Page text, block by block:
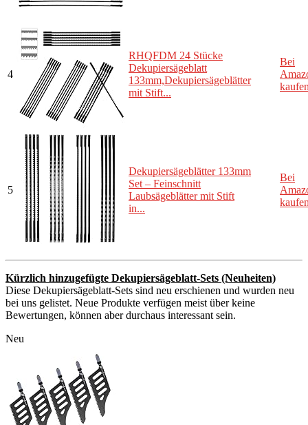
4
RHQFDM 24 Stücke
Dekupiersägeblatt
133mm,Dekupiersägeblätter
mit Stift...
Bei
5
Dekupiersägeblätter 133mm
Set – Feinschnitt
Laubsägeblätter mit Stift
in...
Bei
Kürzlich hinzugefügte Dekupiersägeblatt-Sets (Neuheiten)
Diese Dekupiersägeblatt-Sets sind neu erschienen und wurden neu
bei uns gelistet. Neue Produkte verfügen meist über keine
Bewertungen, können aber durchaus interessant sein.
Neu